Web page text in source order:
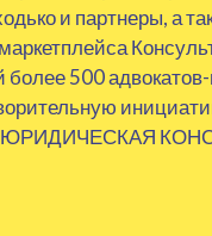
и партнеры, а
500 адвокатов-